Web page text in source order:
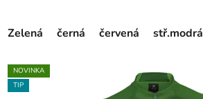
Zelená černá červená stř.modrá
NOVINKA
TIP